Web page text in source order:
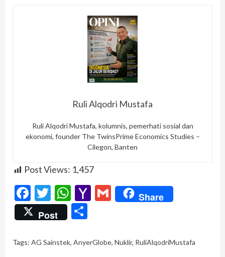
Ruli Alqodri Mustafa
Ruli Alqodri Mustafa, kolumnis, pemerhati sosial dan
ekonomi, founder The TwinsPrime Economics Studies –
Cilegon, Banten
Post Views: 1,457
Facebook
Twitter
WhatsApp
Yahoo
Mail
GmailShare
Post
Tags: AG Sainstek, AnyerGlobe, Nuklir, RuliAlqodriMustafa